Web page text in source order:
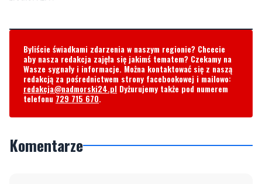
Wasze sygnały i informacje. Można kontaktować się z naszą
redakcja@nadmorski24.plDyżurujemy także pod numerem
telefonu729 715 670.
Komentarze
Napisz swój komentarz